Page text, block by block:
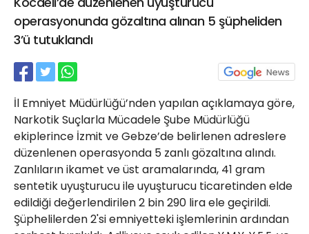
operasyonunda gözaltına alınan 5 şüpheliden
3’ü tutuklandı
İl Emniyet Müdürlüğü’nden yapılan açıklamaya göre,
Narkotik Suçlarla Mücadele Şube Müdürlüğü
ekiplerince İzmit ve Gebze’de belirlenen adreslere
düzenlenen operasyonda 5 zanlı gözaltına alındı.
Zanlıların ikamet ve üst aramalarında, 41 gram
sentetik uyuşturucu ile uyuşturucu ticaretinden elde
edildiği değerlendirilen 2 bin 290 lira ele geçirildi.
Şüphelilerden 2'si emniyetteki işlemlerinin ardından
21 Gölcük
02624132333